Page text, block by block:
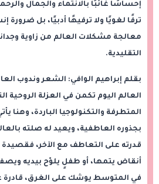
إحساسًا غائبًا بالانتماء والجمال
ترفًا لغويًا ولا ترفيهًا أدبيًا، بل
معالجة مشكلات العالم من زاوية
التقليدية.
بقلم إبراهيم الوافي: الشعر وندوب
العالم اليوم تكمن في العزلة الروحية
المتطرفة والتكنولوجيا الباردة، وهنا
بجذوره العاطفية، ويعيد له صلته
قدرته على التعاطف مع الآخر،
أنقاض يتمها، أو طفلٍ يلوّح بيديه
في المتوسط يوشك على الغرق، قادرة